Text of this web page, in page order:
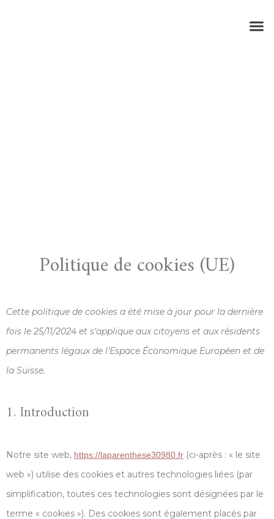
Politique de cookies (UE)
Cette politique de cookies a été mise à jour pour la dernière
fois le 25/11/2024 et s’applique aux citoyens et aux résidents
permanents légaux de l’Espace Économique Européen et de
la Suisse.
1. Introduction
Notre site web, https://laparenthese30980.fr (ci-après : « le site
web ») utilise des cookies et autres technologies liées (par
simplification, toutes ces technologies sont désignées par le
terme « cookies »). Des cookies sont également placés par